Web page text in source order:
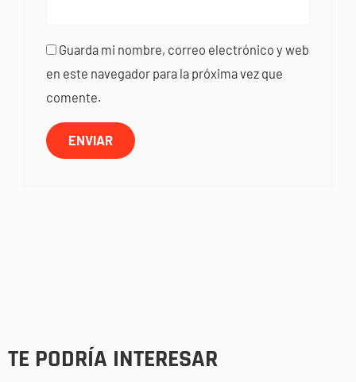
Guarda mi nombre, correo electrónico y web
en este navegador para la próxima vez que
comente.
TE PODRÍA INTERESAR